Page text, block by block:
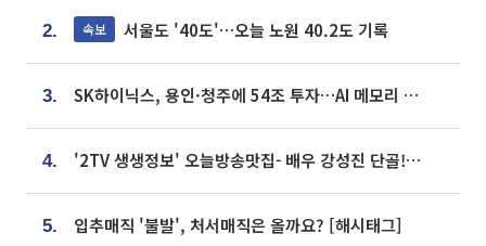
2. 속보 서울도 '40도'…오늘 노원 40.2도 기록
3. SK하이닉스, 용인·청주에 54조 투자…AI 메모리 생산기지 키운다
4. '2TV 생생정보' 오늘방송맛집- 배우 강성진 단골! 쌀국수ㆍ푸팟퐁 커리 맛집 '블○○○'
5. 입추매직 '불발', 처서매직은 올까요? [해시태그]